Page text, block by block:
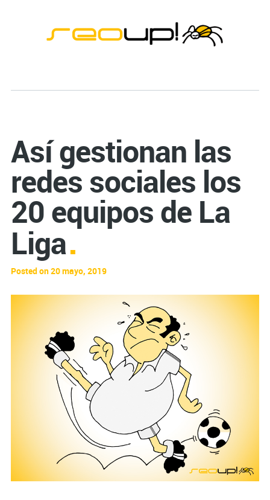
Así gestionan las
redes sociales los
20 equipos de La
Liga
Posted on 20 mayo, 2019